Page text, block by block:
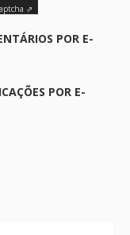
⇗
POR E-
POR E-